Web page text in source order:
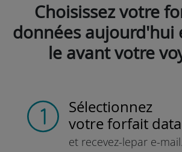
Choisissez votre
données aujourd'hui
le avant votre
Sélectionnez
votre forfait data
et recevez-lepar e-mail.